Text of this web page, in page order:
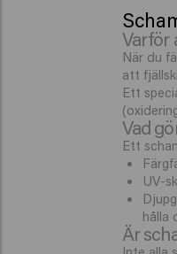
Varför
När du
att
Ett
Vad
Ett
UV-
hålla
Är